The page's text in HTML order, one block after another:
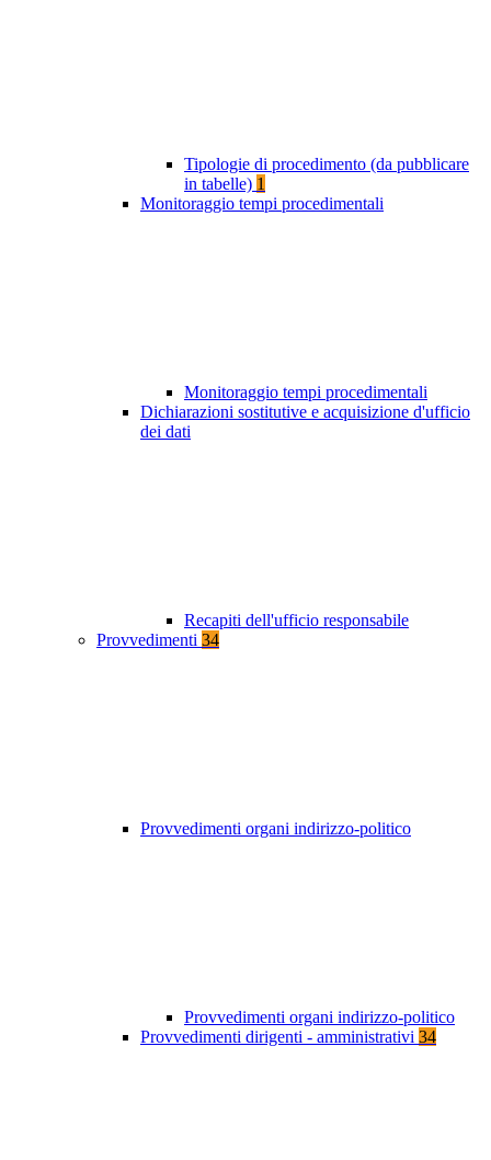
Tipologie di procedimento (da pubblicare
in tabelle) 1
Monitoraggio tempi procedimentali
Monitoraggio tempi procedimentali
Dichiarazioni sostitutive e acquisizione d'ufficio
dei dati
Recapiti dell'ufficio responsabile
Provvedimenti 34
Provvedimenti organi indirizzo-politico
Provvedimenti organi indirizzo-politico
Provvedimenti dirigenti - amministrativi 34